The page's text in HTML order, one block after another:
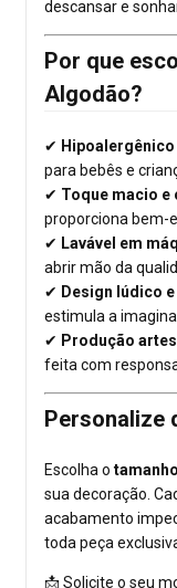
descansar e
Por que
Algodão?
✔
para bebês e
✔ Toque macio e
proporciona bem-
✔ Lavável em
abrir mão da
✔ Design lúdico
estimula a
✔ Produção
feita com
Personalize
Escolha o
sua decoração.
acabamento
toda peça
📩 Solicite o seu